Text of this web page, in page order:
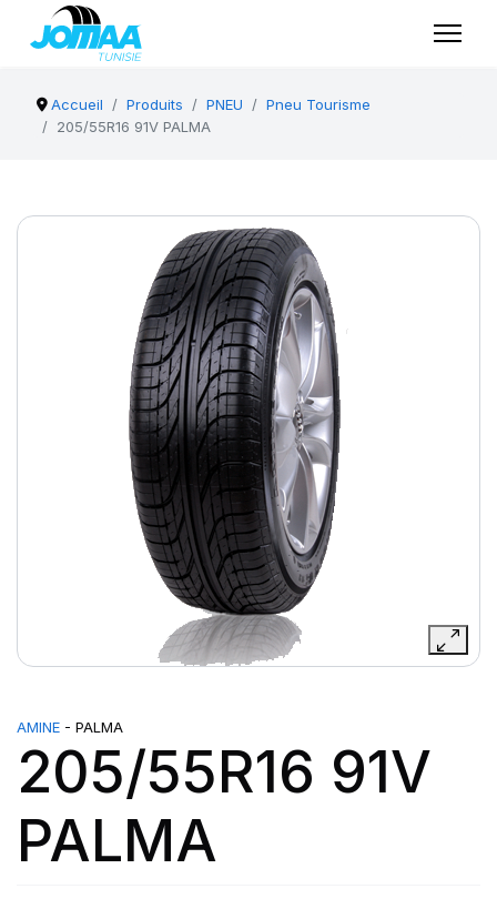
Accueil Produits PNEU
Pneu Tourisme
205/55R16 91V PALMA
AMINE - PALMA
205/55R16 91V
PALMA